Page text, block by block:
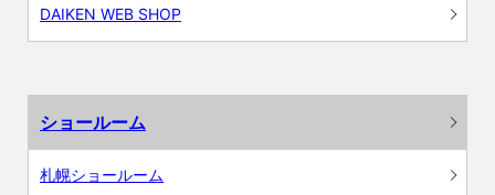
DAIKEN WEB SHOP
ショールーム
札幌ショールーム